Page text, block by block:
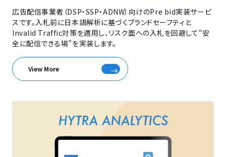
広告配信事業者（DSP・SSP・ADNW）向けのPre bid実装サービ
スです。入札前に日本語解析に基づくブランドセーフティと
Invalid Traffic対策を適用し、リスク面への入札を回避して“安
全に配信できる場”を実装します。
View More